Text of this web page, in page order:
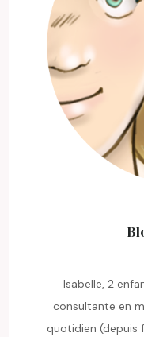
Isabelle, 2
consultante en
quotidien (depuis